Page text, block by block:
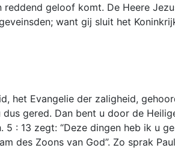
geloof komt. De Heere
want gij sluit het
het Evangelie der zaligheid,
gered. Dan bent u door de
: 13 zegt: “Deze dingen heb ik u
Zoons van God”. Zo sprak